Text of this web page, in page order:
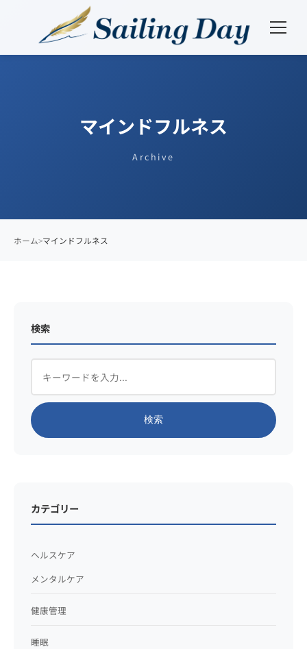
マインドフルネス
Archive
ホーム マインドフルネス
検索
検索
カテゴリー
ヘルスケア
メンタルケア
健康管理
睡眠